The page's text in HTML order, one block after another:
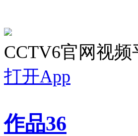
CCTV6官网视频
打开App
作品36